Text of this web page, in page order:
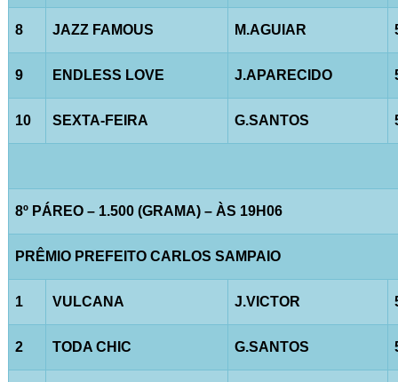
8 JAZZ FAMOUS M.AGUIAR
9 ENDLESS LOVE J.APARECIDO
10 SEXTA-FEIRA G.SANTOS
8º PÁREO – 1.500 (GRAMA) – ÀS 19H06
PRÊMIO PREFEITO CARLOS SAMPAIO
1 VULCANA J.VICTOR
2 TODA CHIC G.SANTOS